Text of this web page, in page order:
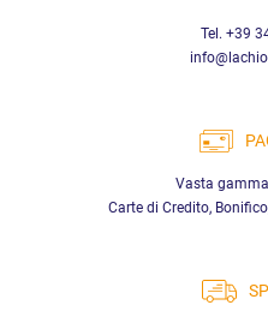
Tel. +39
Vasta
Carte di Credito,